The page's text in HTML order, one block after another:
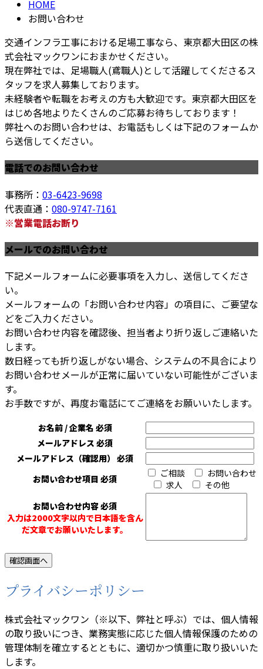
HOME
お問い合わせ
交通インフラ工事における足場工事なら、東京都大田区の株
式会社マックワンにおまかせください。
現在弊社では、足場職人(鳶職人)として活躍してくださるス
タッフを求人募集しております。
未経験者や転職をお考えの方も大歓迎です。東京都大田区を
はじめ各地よりたくさんのご応募お待ちしております！
弊社へのお問い合わせは、お電話もしくは下記のフォームか
ら送信してください。
電話でのお問い合わせ
事務所： 03-6423-9698
代表直通： 080-9747-7161
※営業電話お断り
メールでのお問い合わせ
下記メールフォームに必要事項を入力し、送信してくださ
い。
メールフォームの「お問い合わせ内容」の項目に、ご要望な
どをご入力ください。
お問い合わせ内容を確認後、担当者より折り返しご連絡いた
します。
数日経っても折り返しがない場合、システムの不具合により
お問い合わせメールが正常に届いていない可能性がございま
す。
お手数ですが、再度お電話にてご連絡をお願いいたします。
お名前 / 企業名 必須
メールアドレス 必須
メールアドレス（確認用） 必須
お問い合わせ項目 必須 ご相談
お問い合わせ
求人
その他
お問い合わせ内容必須
入力は2000文字以内で日本語を含ん
だ文章でお願いいたします。
プライバシーポリシー
株式会社マックワン（※以下、弊社と呼ぶ）では、個人情報
の取り扱いにつき、業務実態に応じた個人情報保護のための
管理体制を確立するとともに、適切かつ慎重に取り扱いいた
します。